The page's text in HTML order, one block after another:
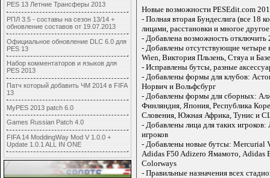
PES 13 Летние Трансферы 2013
РПЛ 3.5 - составы на сезон 13/14 +
обновление составов от 19.07.2013
Официальное обновление DLC 6.0 для
PES 13
Набор комментаторов и языков для
PES 2013
Патч который добавить ЧМ 2014 в FIFA
13
MyPES 2013 patch 6.0
Games Russian Patch 4.0
FIFA 14 ModdingWay Mod V 1.0.0 +
Update 1.0.1 ALL IN ONE
Новые возможности PESEdit.com
- Полная вторая Бундеслига (все 18
лицами, расстановки и многое
- Добавлена ​​возможность
- Добавлены отсутствующие четыре
Wien, Виктория Пльзень, Стяуа и
- Исправлены бутсы, разные
- Добавлены формы для клубов:
Норвич и Вольфсбург
- Добавлены формы для сборных:
Финляндия, Япония, Республика
Словения, Южная Африка, Тунис и
- Добавлены лица для таких
игроков
- Добавлены новые бутсы: Mercurial
Adidas F50 Adizero Ямамото, Adidas
Colorways
- Правильные назначения всех